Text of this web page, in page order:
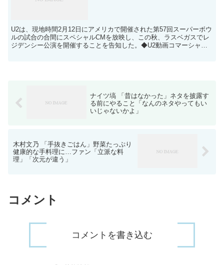
U2は、現地時間2月12日にアメリカで開催された第57回スーパーボウ
ルの試合の合間にスペシャルCMを放映し、この秋、ラスベガスでレ
ジデンシー公演を開催することを告知した。◆U2動画コマーシャル
ナイツ塙 「昔はなかった」ネタを披露す
る前にやること「なんのネタやってもい
いじゃないかよ」
木村文乃 「手抜きごはん」野菜たっぷり
健康的な手料理に…ファン「立派な料
理」「次元が違う」
コメント
コメントを書き込む